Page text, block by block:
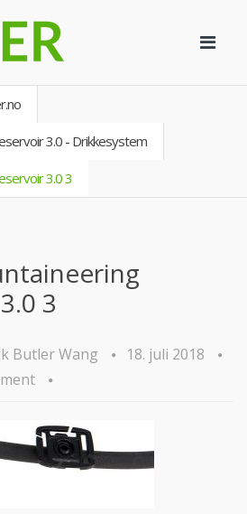
3.0 - Drikkesystem
3.0 3
3
Butler Wang
18. juli 2018